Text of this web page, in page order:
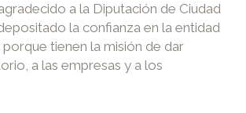
a la Diputación de Ciudad
la confianza en la entidad
tienen la misión de dar
a las empresas y a los